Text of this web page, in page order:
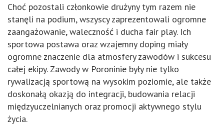
Choć pozostali członkowie drużyny tym razem nie
stanęli na podium, wszyscy zaprezentowali ogromne
zaangażowanie, waleczność i ducha fair play. Ich
sportowa postawa oraz wzajemny doping miały
ogromne znaczenie dla atmosfery zawodów i sukcesu
całej ekipy. Zawody w Poroninie były nie tylko
rywalizacją sportową na wysokim poziomie, ale także
doskonałą okazją do integracji, budowania relacji
międzyuczelnianych oraz promocji aktywnego stylu
życia.